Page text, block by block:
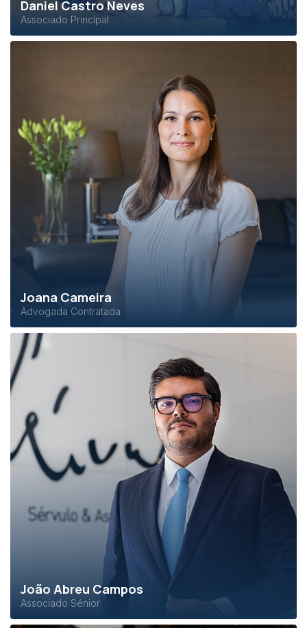
Daniel Castro Neves
Associado Principal
Joana Cameira
Advogada Contratada
João Abreu Campos
Associado Sénior